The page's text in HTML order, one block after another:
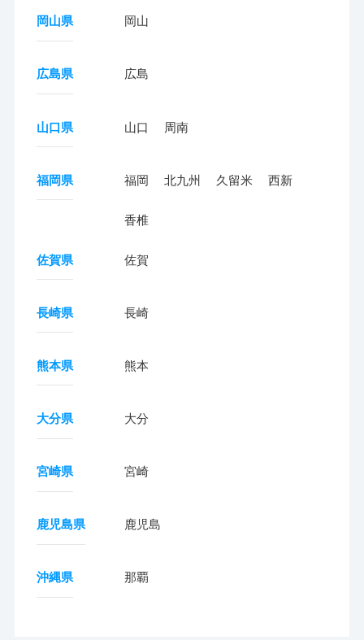
岡山県 岡山
広島県 広島
山口県 山口 周南
福岡県 福岡 北九州 久留米 西新
香椎
佐賀県 佐賀
長崎県 長崎
熊本県 熊本
大分県 大分
宮崎県 宮崎
鹿児島県 鹿児島
沖縄県 那覇